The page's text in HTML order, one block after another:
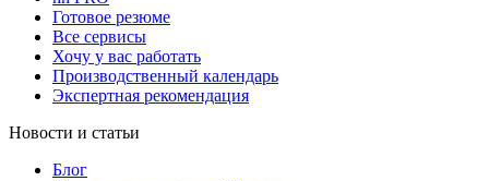
Готовое резюме
Все сервисы
Хочу у вас работать
Производственный календарь
Экспертная рекомендация
Новости и статьи
Блог